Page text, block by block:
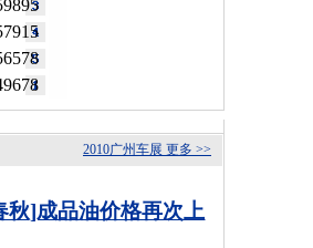
更多 >>
2010广州车展
秋]成品油价格再次上